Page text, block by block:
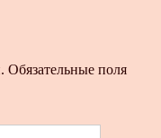
Обязательные поля